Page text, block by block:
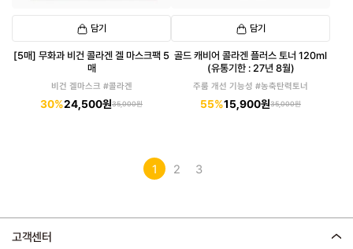
담기
[5매] 무화과 비건 콜라겐 겔 마스크팩 5
매
비건 겔마스크 #콜라겐
30%24,500원35,000원
담기
골드 캐비어 콜라겐 플러스 토너 120ml
(유통기한 : 27년 8월)
주룸 개선 기능성 #농축탄력토너
55%15,900원35,000원
1 2 3
고객센터